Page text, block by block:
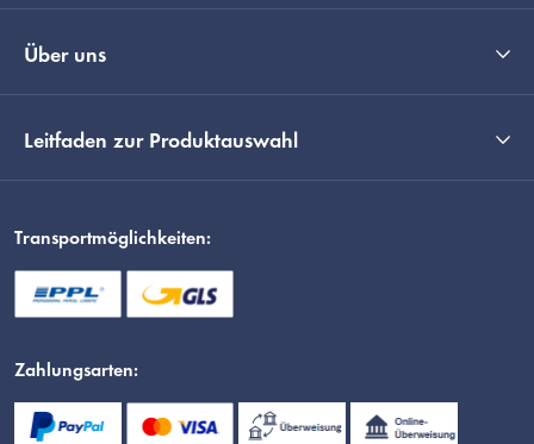
Über uns
Leitfaden zur Produktauswahl
Transportmöglichkeiten:
Zahlungsarten: